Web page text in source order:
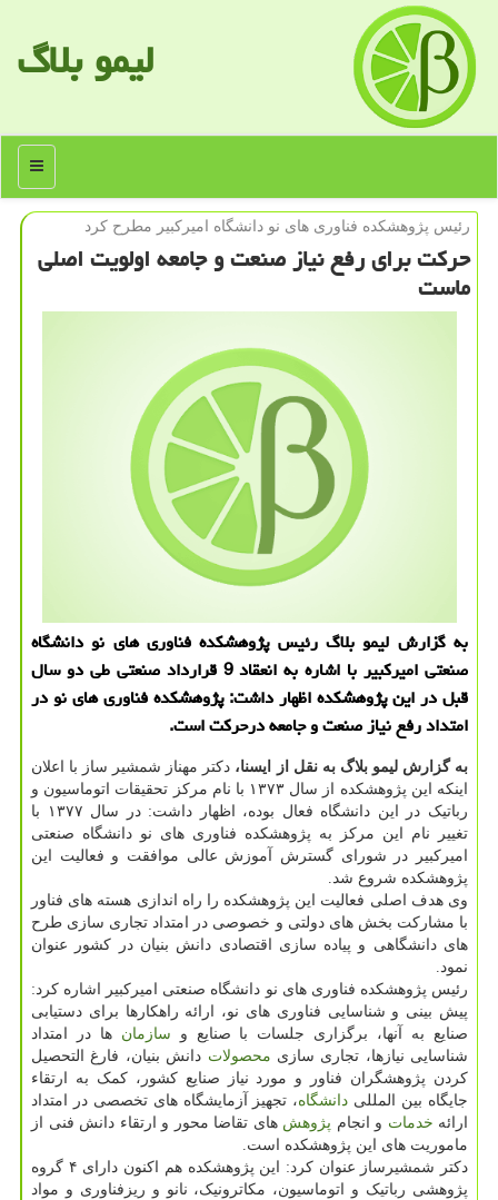
لیمو بلاگ
منو
رئیس پژوهشكده فناوری های نو دانشگاه امیركبیر مطرح كرد
حركت برای رفع نیاز صنعت و جامعه اولویت اصلی
ماست
به گزارش لیمو بلاگ رئیس پژوهشکده فناوری های نو دانشگاه
صنعتی امیرکبیر با اشاره به انعقاد 9 قرارداد صنعتی طی دو سال
قبل در این پژوهشکده اظهار داشت: پژوهشکده فناوری های نو در
امتداد رفع نیاز صنعت و جامعه درحرکت است.
به گزارش لیمو بلاگ به نقل از ایسنا، دکتر مهناز شمشیر ساز با اعلان
اینکه این پژوهشکده از سال ۱۳۷۳ با نام مرکز تحقیقات اتوماسیون و
رباتیک در این دانشگاه فعال بوده، اظهار داشت: در سال ۱۳۷۷ با
تغییر نام این مرکز به پژوهشکده فناوری های نو دانشگاه صنعتی
امیرکبیر در شورای گسترش آموزش عالی موافقت و فعالیت این
پژوهشکده شروع شد.
وی هدف اصلی فعالیت این پژوهشکده را راه اندازی هسته های فناور
با مشارکت بخش های دولتی و خصوصی در امتداد تجاری سازی طرح
های دانشگاهی و پیاده سازی اقتصادی دانش بنیان در کشور عنوان
نمود.
رئیس پژوهشکده فناوری های نو دانشگاه صنعتی امیرکبیر اشاره کرد:
پیش بینی و شناسایی فناوری های نو، ارائه راهکارها برای دستیابی
صنایع به آنها، برگزاری جلسات با صنایع و سازمان ها در امتداد
شناسایی نیازها، تجاری سازی محصولات دانش بنیان، فارغ التحصیل
کردن پژوهشگران فناور و مورد نیاز صنایع کشور، کمک به ارتقاء
جایگاه بین المللی دانشگاه، تجهیز آزمایشگاه های تخصصی در امتداد
ارائه خدمات و انجام پژوهش های تقاضا محور و ارتقاء دانش فنی از
ماموریت های این پژوهشکده است.
دکتر شمشیرساز عنوان کرد: این پژوهشکده هم اکنون دارای ۴ گروه
پژوهشی رباتیک و اتوماسیون، مکاترونیک، نانو و ریزفناوری و مواد